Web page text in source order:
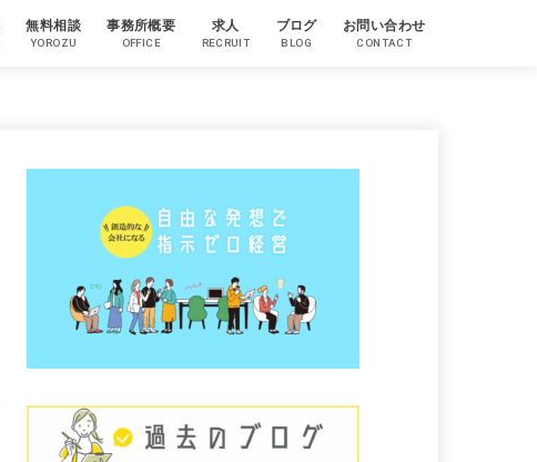
無料相談
YOROZU
事務所概要
OFFICE
求人
RECRUIT
ブログ
BLOG
お問い合わせ
CONTACT